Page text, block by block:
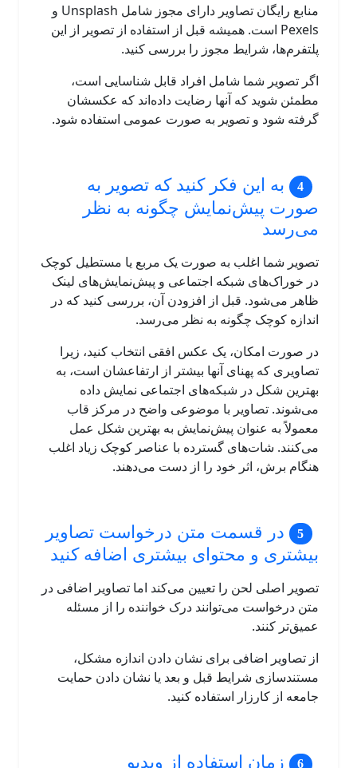
منابع رایگان تصاویر دارای مجوز شامل Unsplash و
Pexels است. همیشه قبل از استفاده از تصویر از این
پلتفرم‌ها، شرایط مجوز را بررسی کنید.
اگر تصویر شما شامل افراد قابل شناسایی است،
مطمئن شوید که آنها رضایت داده‌اند که عکسشان
گرفته شود و تصویر به صورت عمومی استفاده شود.
به این فکر کنید که تصویر به
صورت پیش‌نمایش چگونه به نظر
می‌رسد
تصویر شما اغلب به صورت یک مربع یا مستطیل کوچک
در خوراک‌های شبکه اجتماعی و پیش‌نمایش‌های لینک
ظاهر می‌شود. قبل از افزودن آن، بررسی کنید که در
اندازه کوچک چگونه به نظر می‌رسد.
در صورت امکان، یک عکس افقی انتخاب کنید، زیرا
تصاویری که پهنای آنها بیشتر از ارتفاعشان است، به
بهترین شکل در شبکه‌های اجتماعی نمایش داده
می‌شوند. تصاویر با موضوعی واضح در مرکز قاب
معمولاً به عنوان پیش‌نمایش به بهترین شکل عمل
می‌کنند. شات‌های گسترده با عناصر کوچک زیاد اغلب
هنگام برش، اثر خود را از دست می‌دهند.
در قسمت متن درخواست تصاویر
بیشتری و محتوای بیشتری اضافه کنید
تصویر اصلی لحن را تعیین می‌کند اما تصاویر اضافی در
متن درخواست می‌توانند درک خواننده را از مسئله
عمیق‌تر کنند.
از تصاویر اضافی برای نشان دادن اندازه مشکل،
مستندسازی شرایط قبل و بعد یا نشان دادن حمایت
جامعه از کارزار استفاده کنید.
زمان استفاده از ویدیو